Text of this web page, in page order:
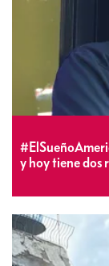
y hoy tiene dos